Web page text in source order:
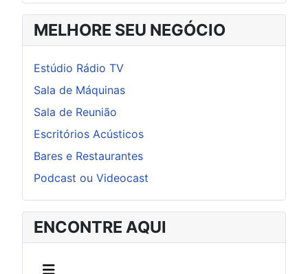
MELHORE SEU NEGÓCIO
Estúdio Rádio TV
Sala de Máquinas
Sala de Reunião
Escritórios Acústicos
Bares e Restaurantes
Podcast ou Videocast
ENCONTRE AQUI